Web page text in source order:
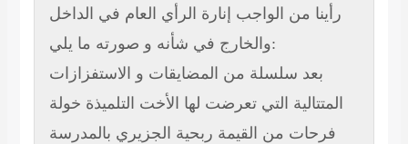
رأينا من الواجب إنارة الرأي العام في الداخل
والخارج في شأنه و صورته ما يلي:
بعد سلسلة من المضايقات و الاستفزازات
المتتالية التي تعرضت لها الأخت التلميذة خولة
فرحات من القيمة ربحية الجزيري بالمدرسة